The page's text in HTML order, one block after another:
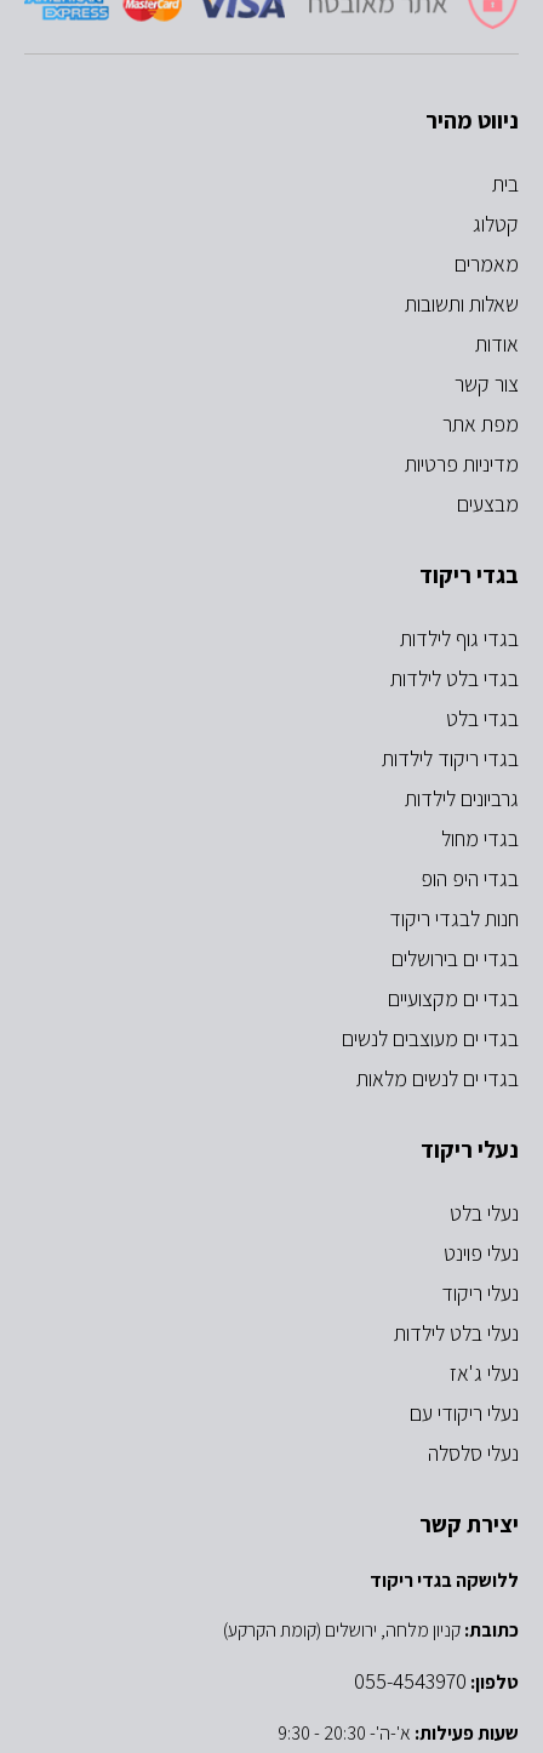
ניווט מהיר
בית
קטלוג
מאמרים
שאלות ותשובות
אודות
צור קשר
מפת אתר
מדיניות פרטיות
מבצעים
בגדי ריקוד
בגדי גוף לילדות
בגדי בלט לילדות
בגדי בלט
בגדי ריקוד לילדות
גרביונים לילדות
בגדי מחול
בגדי היפ הופ
חנות לבגדי ריקוד
בגדי ים בירושלים
בגדי ים מקצועיים
בגדי ים מעוצבים לנשים
בגדי ים לנשים מלאות
נעלי ריקוד
נעלי בלט
נעלי פוינט
נעלי ריקוד
נעלי בלט לילדות
נעלי ג'אז
נעלי ריקודי עם
נעלי סלסלה
יצירת קשר
ללושקה בגדי ריקוד
כתובת:קניון מלחה, ירושלים (קומת הקרקע)
טלפון: 055-4543970
שעות פעילות: א'-ה'- 20:30 - 9:30